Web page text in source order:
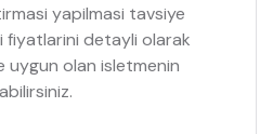
yapilmasi tavsiye
fiyatlarini detayli olarak
olan isletmenin